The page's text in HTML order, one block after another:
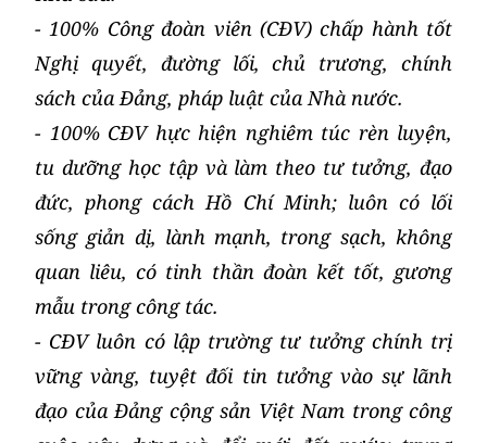
- 100% Công đoàn viên (CĐV) chấp hành tốt
Nghị quyết, đường lối, chủ trương, chính
sách của Đảng, pháp luật của Nhà nước.
- 100%CĐV hực hiện nghiêm túc rèn luyện,
tu dưỡng học tập và làm theo tư tưởng, đạo
đức, phong cách Hồ Chí Minh; luôn có lối
sống giản dị, lành mạnh, trong sạch, không
quan liêu, có tinh thần đoàn kết tốt, gương
mẫu trong công tác.
- CĐV luôn có lập trường tư tưởng chính trị
vững vàng, tuyệt đối tin tưởng vào sự lãnh
đạo của Đảng cộng sản Việt Nam trong công